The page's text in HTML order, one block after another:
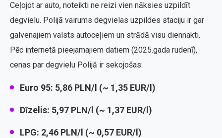
Ceļojot ar auto, noteikti ne reizi vien nāksies uzpildīt
degvielu. Polijā vairums degvielas uzpildes staciju ir gar
galvenajiem valsts autoceļiem un strādā visu diennakti.
Pēc internetā pieejamajiem datiem (2025.gada rudenī),
cenas par degvielu Polijā ir sekojošas:
Euro 95: 5,86 PLN/l (~ 1,35 EUR/l)
Dīzelis: 5,97 PLN/l (~ 1,37 EUR/l)
LPG: 2,46 PLN/l (~ 0,57 EUR/l)